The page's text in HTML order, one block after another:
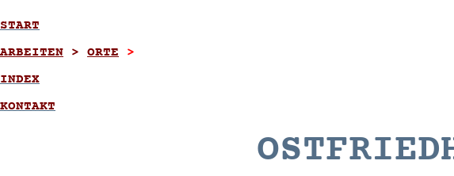
START
ARBEITEN > ORTE >
INDEX
KONTAKT